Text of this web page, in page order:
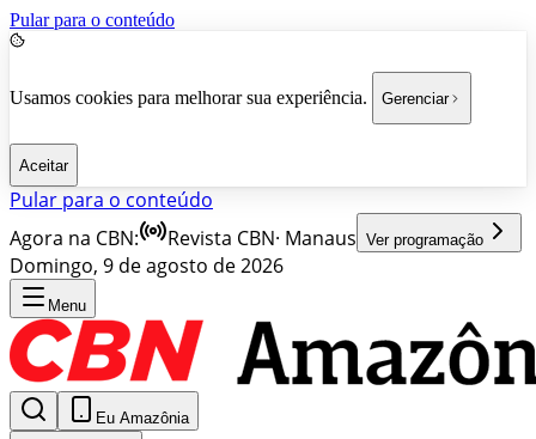
Pular para o conteúdo
Usamos cookies para melhorar sua experiência. Gerenciar
Aceitar
Pular para o conteúdo
Agora na CBN:
Revista CBN· Manaus Ver programação
Domingo, 9 de agosto de 2026
Menu
Eu Amazônia